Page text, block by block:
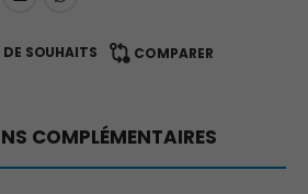
DE SOUHAITS COMPARER
COMPLÉMENTAIRES